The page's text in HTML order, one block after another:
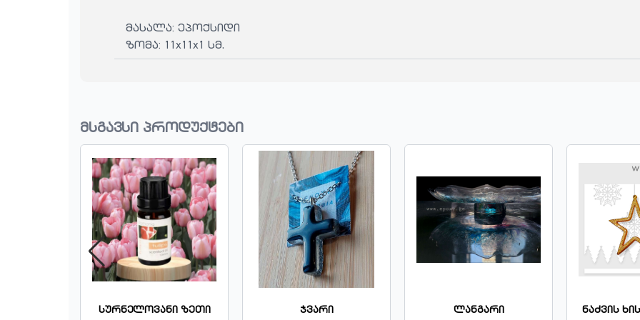
მასალა: ეპოქსიდი
ზომა: 11x11x1 სმ.
მსგავსი პროდუქტები
Ჯვარი Ლანგარი Ნაძვის Ხის Სათამაშო